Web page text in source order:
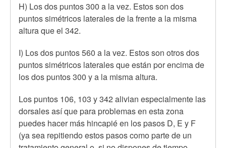
H) Los dos puntos 300 a la vez. Estos son dos
puntos simétricos laterales de la frente a la misma
altura que el 342.
I) Los dos puntos 560 a la vez. Estos son otros dos
puntos simétricos laterales que están por encima de
los dos puntos 300 y a la misma altura.
Los puntos 106, 103 y 342 alivian especialmente las
dorsales así que para problemas en esta zona
puedes hacer más hincapié en los pasos D, E y F
(ya sea repitiendo estos pasos como parte de un